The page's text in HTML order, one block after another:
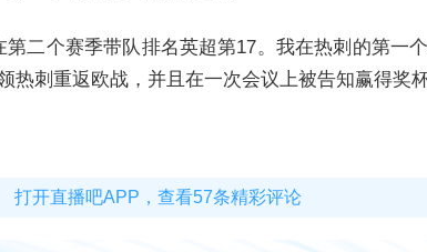
二个赛季带队排名英超第17。我在热刺的第一
刺重返欧战，并且在一次会议上被告知赢得奖
打开直播吧APP，查看57条精彩评论